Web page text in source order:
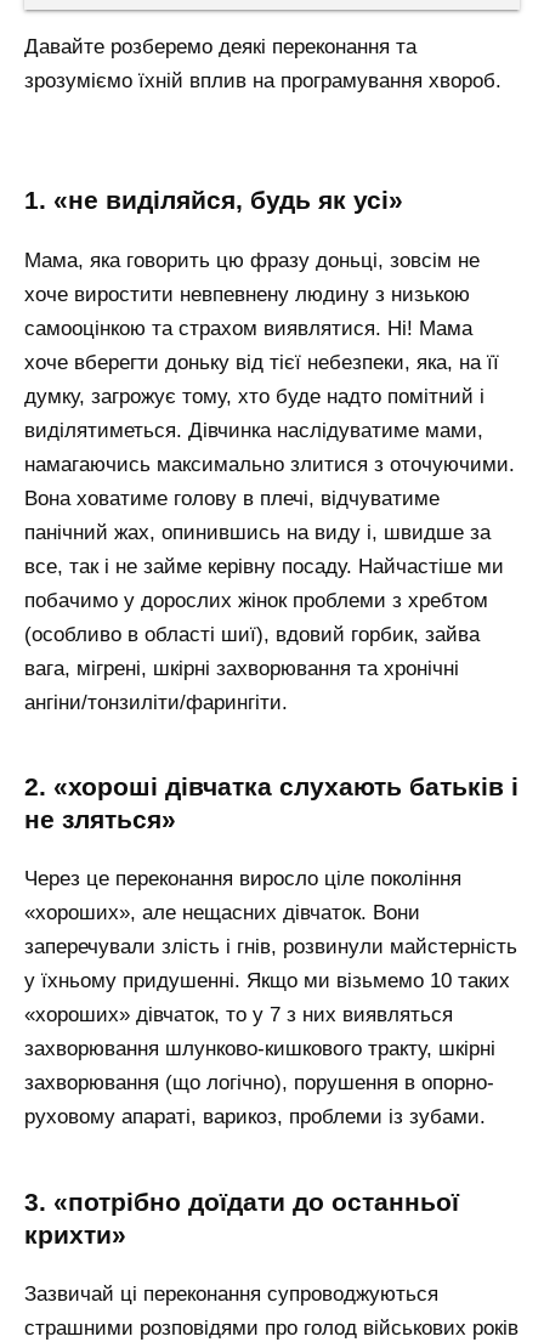
Давайте розберемо деякі переконання та
зрозуміємо їхній вплив на програмування хвороб.
1. «не виділяйся, будь як усі»
Мама, яка говорить цю фразу доньці, зовсім не
хоче виростити невпевнену людину з низькою
самооцінкою та страхом виявлятися. Ні! Мама
хоче вберегти доньку від тієї небезпеки, яка, на її
думку, загрожує тому, хто буде надто помітний і
виділятиметься. Дівчинка наслідуватиме мами,
намагаючись максимально злитися з оточуючими.
Вона ховатиме голову в плечі, відчуватиме
панічний жах, опинившись на виду і, швидше за
все, так і не займе керівну посаду. Найчастіше ми
побачимо у дорослих жінок проблеми з хребтом
(особливо в області шиї), вдовий горбик, зайва
вага, мігрені, шкірні захворювання та хронічні
ангіни/тонзиліти/фарингіти.
2. «хороші дівчатка слухають батьків і
не зляться»
Через це переконання виросло ціле покоління
«хороших», але нещасних дівчаток. Вони
заперечували злість і гнів, розвинули майстерність
у їхньому придушенні. Якщо ми візьмемо 10 таких
«хороших» дівчаток, то у 7 з них виявляться
захворювання шлунково-кишкового тракту, шкірні
захворювання (що логічно), порушення в опорно-
руховому апараті, варикоз, проблеми із зубами.
3. «потрібно доїдати до останньої
крихти»
Зазвичай ці переконання супроводжуються
страшними розповідями про голод військових років